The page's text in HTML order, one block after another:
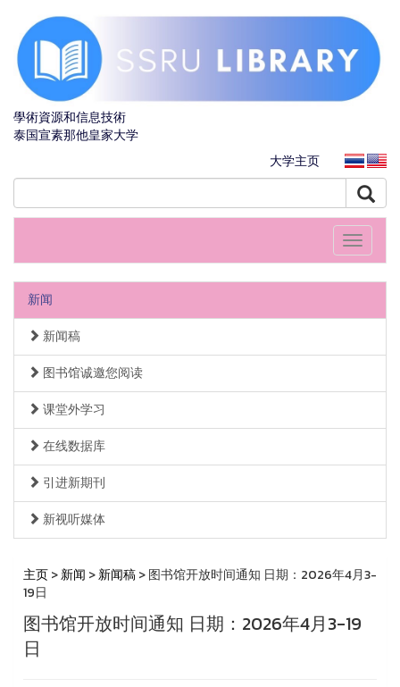
學術資源和信息技術
泰国宣素那他皇家大学
大学主页
Toggle
新闻
新闻稿
图书馆诚邀您阅读
课堂外学习
在线数据库
引进新期刊
新视听媒体
主页>新闻 >新闻稿> 图书馆开放时间通知 日期：2026年4月3-
19日
图书馆开放时间通知 日期：2026年4月3-19
日